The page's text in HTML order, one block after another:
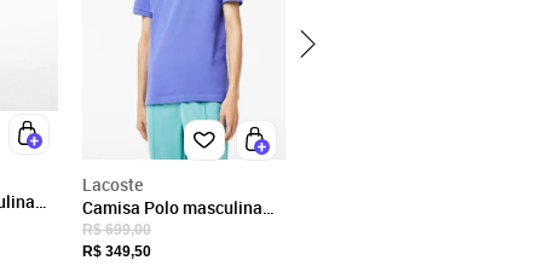
Lacoste
Camisa Polo masculina
Slim Fit em petit piquet
Azul
R$ 699,00
R$ 349,50